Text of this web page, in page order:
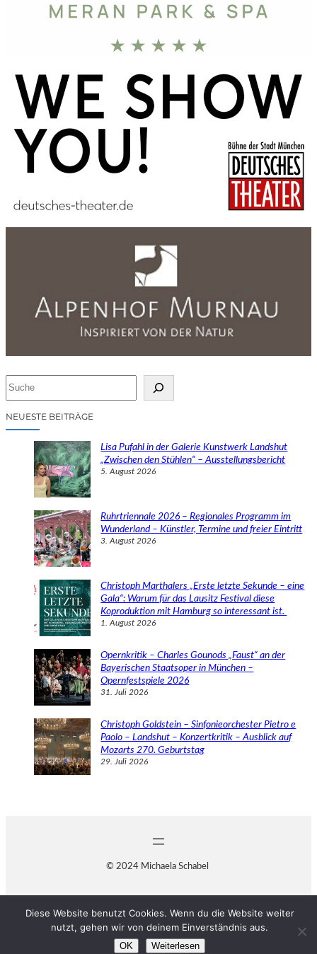
NEUESTE BEITRÄGE
Lisa Pufahl in der Galerie Kunstwerk Landshut
„Zwischen den Stühlen“ – Ausstellungsbericht
5. August 2026
Ruhrtriennale 2026 – Regionales Programm im
Wunderland – Künstler, Termine und freier Eintritt
3. August 2026
Christoph Marthalers „Erste letzte Sekunde – eine
Gala“: Warum für das Lausitz Festival diese
Koproduktion mit Hamburg so interessant ist.
1. August 2026
Opernkritik – Charles Gounods „Faust“ an der
Bayerischen Staatsoper in München –
Opernfestspiele 2026
31. Juli 2026
Christoph Goldstein – Sinfonieorchester Pietro e
Paolo – Landshut – Konzertkritik – Ausblick auf
Mozarts 270. Geburtstag
29. Juli 2026
© 2024 Michaela Schabel
Diese Website benutzt Cookies. Wenn du die Website weiter
nutzt, gehen wir von deinem Einverständnis aus.
OK Weiterlesen